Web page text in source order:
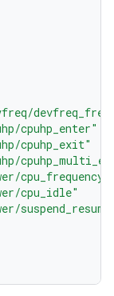
cpuhp_enter"
cpuhp_exit"
cpu_frequency"
cpu_idle"